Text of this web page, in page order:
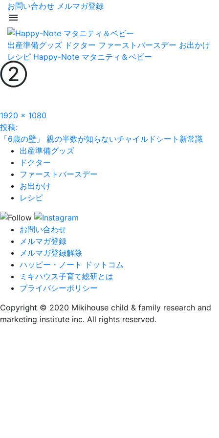
お問い合わせ メルマガ登録
menu
出産準備グッズ ドクター ファーストバースデー お出かけ
レシピ Happy-Note マタニティ＆ベビー
②
フ
ル
サ
1920 × 1080
投
稿
ナ
ビ
ゲ
ー
シ
ョ
ン
投稿:
「6歳の壁」 親の半数が知らないチャイルドシート新常識
出産準備グッズ
ドクター
ファーストバースデー
お出かけ
レシピ
お問い合わせ
メルマガ登録
メルマガ登録解除
ハッピー・ノート ドットコム
ミキハウス子育て総研とは
プライバシーポリシー
Copyright © 2020 Mikihouse child & family research and
marketing institute inc. All rights reserved.